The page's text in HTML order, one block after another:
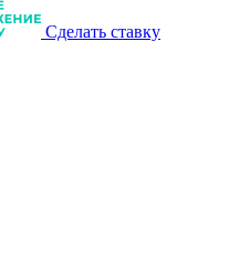
Сделать ставку